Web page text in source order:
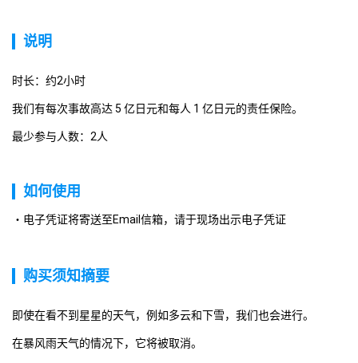
说明
时长：约2小时
我们有每次事故高达 5 亿日元和每人 1 亿日元的责任保险。
最少参与人数：2人
如何使用
电子凭证将寄送至Email信箱，请于现场出示电子凭证
购买须知摘要
即使在看不到星星的天气，例如多云和下雪，我们也会进行。
在暴风雨天气的情况下，它将被取消。